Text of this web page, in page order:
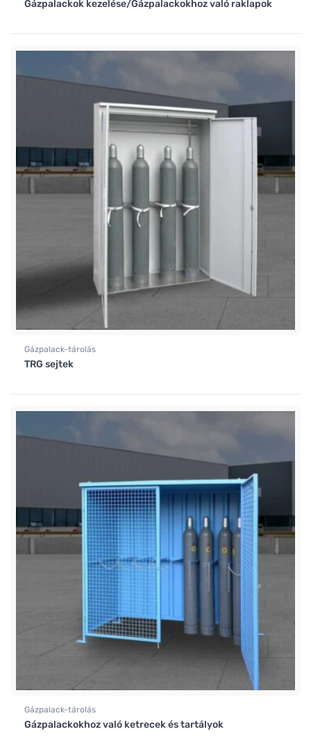
Gázpalackok kezelése/Gázpalackokhoz való raklapok
Gázpalack-tárolás
TRG sejtek
Gázpalack-tárolás
Gázpalackokhoz való ketrecek és tartályok